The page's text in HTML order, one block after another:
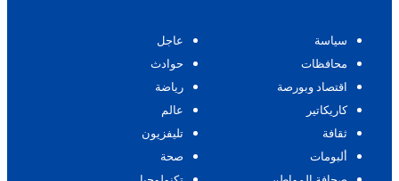
سياسة
محافظات
اقتصاد وبورصة
كاريكاتير
ثقافة
ألبومات
عاجل
حوادث
رياضة
عالم
تليفزيون
صحة